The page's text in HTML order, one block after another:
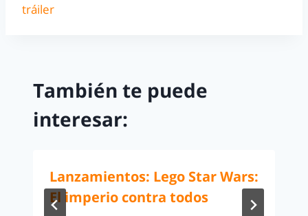
tráiler
También te puede
interesar:
Lanzamientos: Lego Star Wars:
El imperio contra todos